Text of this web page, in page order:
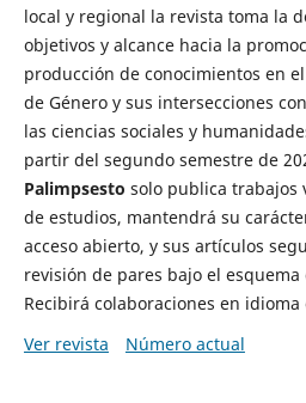
local y regional la revista toma la
objetivos y alcance hacia la
producción de conocimientos en
de Género y sus intersecciones
las ciencias sociales y
partir del segundo semestre de
Palimpsesto solo publica trabajos
de estudios, mantendrá su
acceso abierto, y sus artículos
revisión de pares bajo el esquema
Recibirá colaboraciones en
Ver revista
Número actual